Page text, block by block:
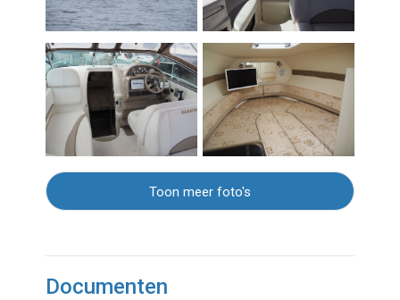
Toon meer foto's
Documenten